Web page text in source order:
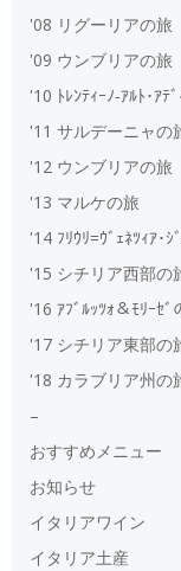
'08 リグーリアの旅
'09 ウンブリアの旅
'10 ﾄﾚﾝﾃｨｰﾉ‐ｱﾙﾄ･ｱﾃ
'11 サルデーニャの
'12 ウンブリアの旅
'13 マルケの旅
'14 ﾌﾘｳﾘ=ｳﾞｪﾈﾂｨｱ･ｼ
'15 シチリア西部の
'16 ｱﾌﾞﾙｯﾂｫ＆ﾓﾘｰｾﾞ
'17 シチリア東部の
'18 カラブリア州の
–
おすすめメニュー
お知らせ
イタリアワイン
イタリア土産